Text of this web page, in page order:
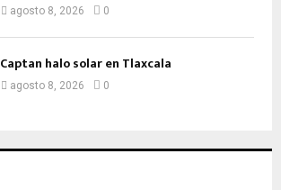
agosto 8, 2026 0
Captan halo solar en Tlaxcala
agosto 8, 2026 0